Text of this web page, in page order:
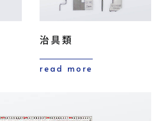
治具類
read more